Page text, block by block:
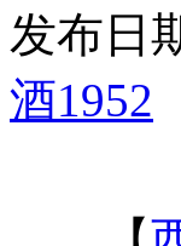
发布日
酒1952